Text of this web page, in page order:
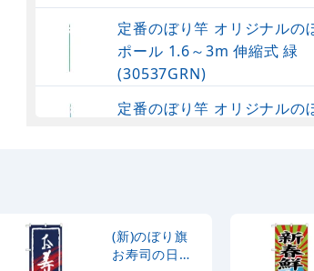
定番のぼり竿 オリジナルの
ポール 1.6～3m 伸縮式 緑
(30537GRN)
定番のぼり竿 オリジナルの
(30537BLK)
(新)のぼり旗
お寿司の日